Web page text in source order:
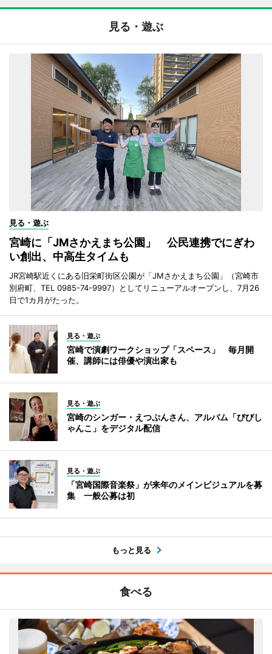
見る・遊ぶ
見る・遊ぶ
宮崎に「JMさかえまち公園」 公民連携でにぎわ
い創出、中高生タイムも
JR宮崎駅近くにある旧栄町街区公園が「JMさかえまち公園」（宮崎市
別府町、TEL 0985-74-9997）としてリニューアルオープンし、7月26
日で1カ月がたった。
見る・遊ぶ
宮崎で演劇ワークショップ「スペース」 毎月開
催、講師には俳優や演出家も
見る・遊ぶ
宮崎のシンガー・えつぷんさん、アルバム「びびし
ゃんこ」をデジタル配信
見る・遊ぶ
「宮崎国際音楽祭」が来年のメインビジュアルを募
集 一般公募は初
もっと見る
食べる